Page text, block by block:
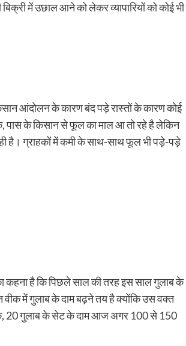
में उछाल आने को लेकर व्यापारियों को कोई भी
आंदोलन के कारण बंद पड़े रास्तों के कारण कोई
पास के किसान से फूल का माल आ तो रहे है लेकिन
है। ग्राहकों में कमी के साथ-साथ फूल भी पड़े-पड़े
कहना है कि पिछले साल की तरह इस साल गुलाब के
वीक में गुलाब के दाम बढ़ने तय है क्योंकि उस वक्त
20 गुलाब के सेट के दाम आज अगर 100 से 150